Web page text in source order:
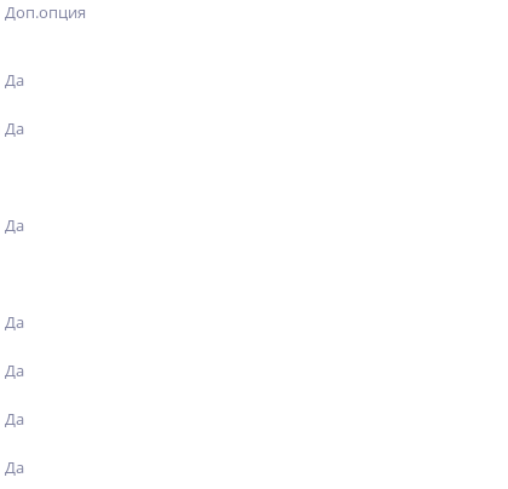
Доп.опция
Да
Да
Да
Да
Да
Да
Да